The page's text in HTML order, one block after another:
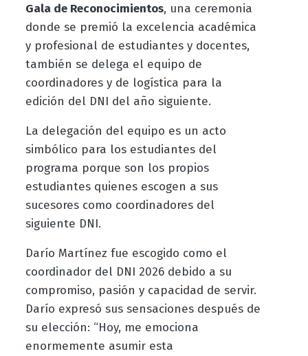
Gala de Reconocimientos, una ceremonia
donde se premió la excelencia académica
y profesional de estudiantes y docentes,
también se delega el equipo de
coordinadores y de logística para la
edición del DNI del año siguiente.
La delegación del equipo es un acto
simbólico para los estudiantes del
programa porque son los propios
estudiantes quienes escogen a sus
sucesores como coordinadores del
siguiente DNI.
Darío Martínez fue escogido como el
coordinador del DNI 2026 debido a su
compromiso, pasión y capacidad de servir.
Darío expresó sus sensaciones después de
su elección: “Hoy, me emociona
enormemente asumir esta